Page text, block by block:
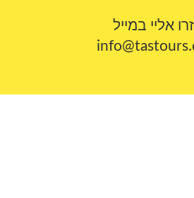
אליי במייל